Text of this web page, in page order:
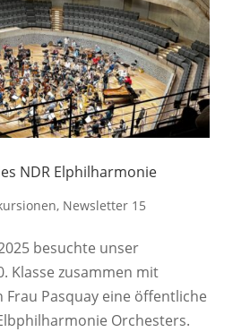
NDR Elphilharmonie
, Newsletter 15
besuchte unser
Klasse zusammen mit
Pasquay eine öffentliche
Orchesters.